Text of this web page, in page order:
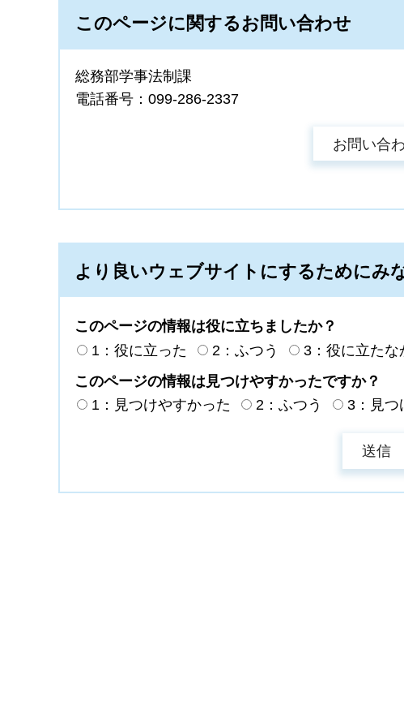
このページに関するお問い合わせ
総務部学事法制課
電話番号：099-286-2337
より良いウェブサイトにするためにみ
このページの情報は役に立ちましたか？
1：役に立った
2：ふつう
3：役に立たな
このページの情報は見つけやすかったですか？
1：見つけやすかった
2：ふつう 3：見つ